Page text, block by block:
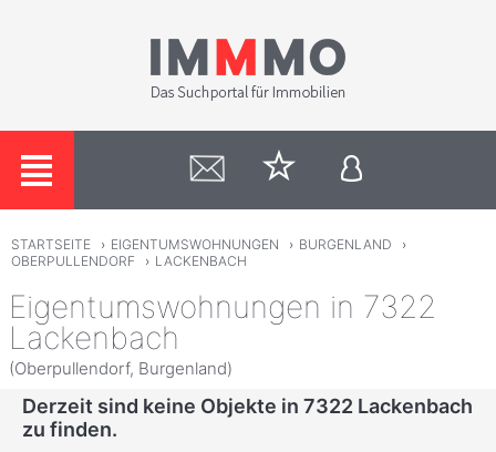
STARTSEITE › EIGENTUMSWOHNUNGEN › BURGENLAND
›
OBERPULLENDORF
› LACKENBACH
Eigentumswohnungen in 7322
Lackenbach
(Oberpullendorf, Burgenland)
Derzeit sind keine Objekte in 7322 Lackenbach
zu finden.